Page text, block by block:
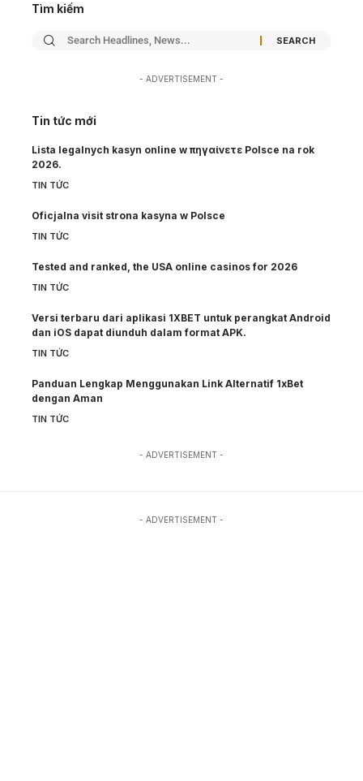
Tìm kiếm
- ADVERTISEMENT -
Tin tức mới
Lista legalnych kasyn online w πηγαίνετε Polsce na rok
2026.
TIN TỨC
Oficjalna visit strona kasyna w Polsce
TIN TỨC
Tested and ranked, the USA online casinos for 2026
TIN TỨC
Versi terbaru dari aplikasi 1XBET untuk perangkat Android
dan iOS dapat diunduh dalam format APK.
TIN TỨC
Panduan Lengkap Menggunakan Link Alternatif 1xBet
dengan Aman
TIN TỨC
- ADVERTISEMENT -
- ADVERTISEMENT -